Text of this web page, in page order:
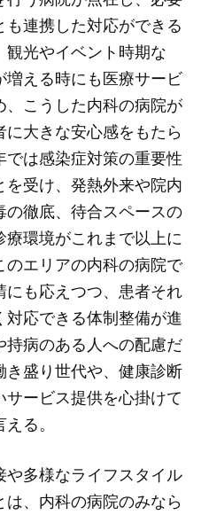
連携した対応ができる
光やイベント時期な
増える時にも医療サービ
こうした内科の病院が
大きな安心感をもたら
では感染症対策の重要性
受け、発熱外来や院内
徹底、待合スペースの
環境がこれまで以上に
エリアの内科の病院で
も応えつつ、患者それ
応できる体制整備が進
持病のある人への配慮だ
盛り世代や、健康診断
ービス提供を心掛けて
る。
多様なライフスタイル
、内科の病院のみなら